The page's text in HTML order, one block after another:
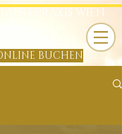
PRAXIS WIEN
BUCHEN